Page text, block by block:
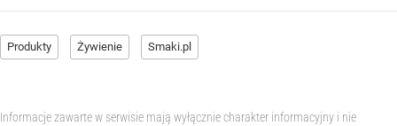
Produkty Żywienie Smaki.pl
Informacje zawarte w serwisie mają wyłącznie charakter informacyjny i nie